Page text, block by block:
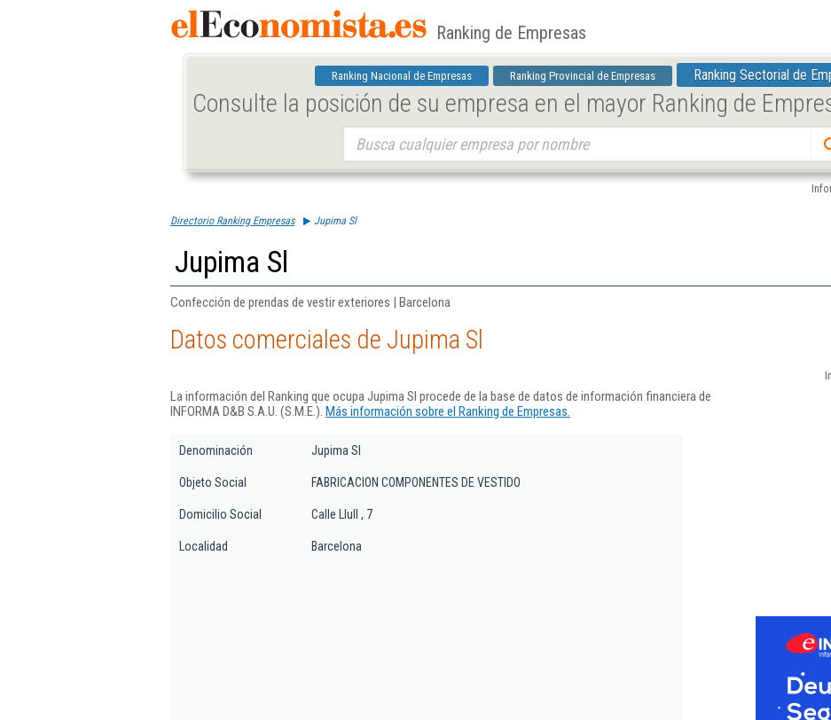
Ranking de Empresas
Ranking Nacional de Empresas Ranking Provincial de Empresas Ranking Sectorial de
Consulte la posición de su empresa en el mayor Ranking de
Directorio Ranking Empresas Jupima Sl
Jupima Sl
Confección de prendas de vestir exteriores | Barcelona
Datos comerciales de Jupima Sl
La información del Ranking que ocupa Jupima Sl procede de la base de datos de información financiera de
INFORMA D&B S.A.U. (S.M.E.). Más información sobre el Ranking de Empresas.
Denominación Jupima Sl
Objeto Social FABRICACION COMPONENTES DE VESTIDO
Domicilio Social Calle Llull , 7
Localidad Barcelona